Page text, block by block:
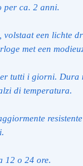
per ca. 2 anni.
volstaat een lichte
met een
tutti i giorni. Dura
di temperatura.
12 o 24 ore.